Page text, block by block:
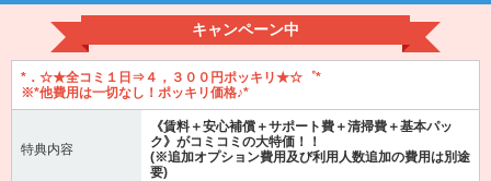
キャンペーン中
*．☆★全コミ１日⇒４，３００円ポッキリ★☆゜*
※*他費用は一切なし！ポッキリ価格♪*
特典内容
《賃料＋安心補償＋サポート費＋清掃費＋基本パッ
ク》がコミコミの大特価！！
(※追加オプション費用及び利用人数追加の費用は別途
要)